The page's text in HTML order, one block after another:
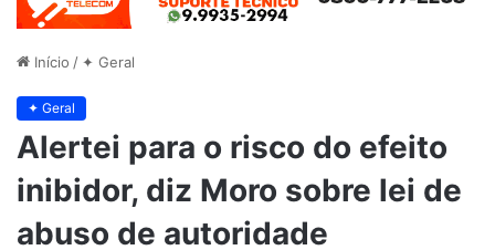
Início / ✦ Geral
✦ Geral
Alertei para o risco do efeito
inibidor, diz Moro sobre lei de
abuso de autoridade